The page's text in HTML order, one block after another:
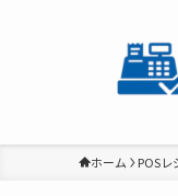
ホーム POSレ